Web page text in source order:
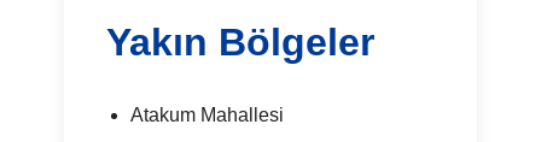
Yakın Bölgeler
Atakum Mahallesi